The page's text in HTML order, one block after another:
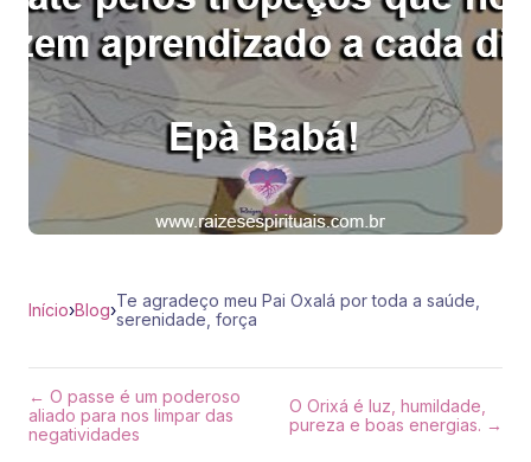
Início›Blog›Te agradeço meu Pai Oxalá por toda a saúde,
serenidade, força
← O passe é um poderoso
aliado para nos limpar das
negatividades
O Orixá é luz, humildade,
pureza e boas energias. →